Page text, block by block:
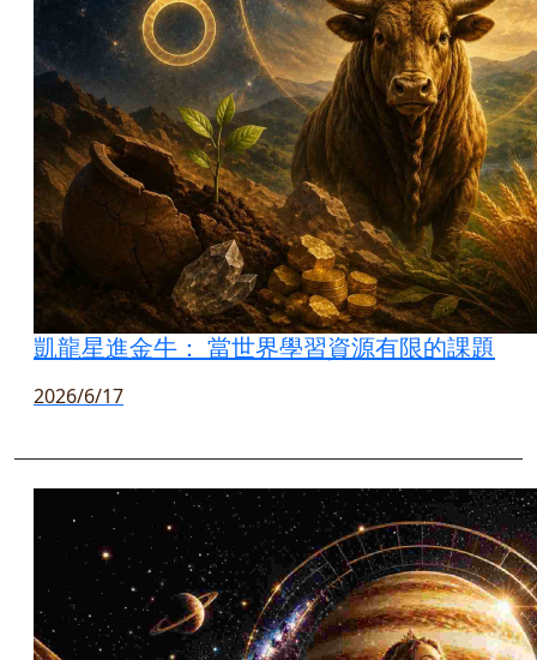
凱龍星進金牛： 當世界學習資源有限的課題
2026/6/17